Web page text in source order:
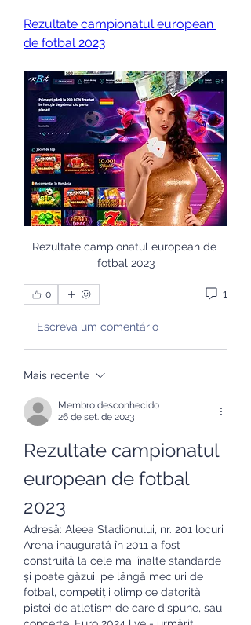
Rezultate campionatul european
de fotbal 2023
Rezultate campionatul european de
fotbal 2023
0 1
Escreva um comentário
Mais recente
Membro desconhecido
26 de set. de 2023
Rezultate campionatul
european de fotbal
2023
Adresă: Aleea Stadionului, nr. 201 locuri
Arena inaugurată în 2011 a fost
construită la cele mai înalte standarde
și poate găzui, pe lângă meciuri de
fotbal, competiții olimpice datorită
pistei de atletism de care dispune, sau